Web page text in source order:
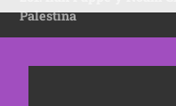
Palestina